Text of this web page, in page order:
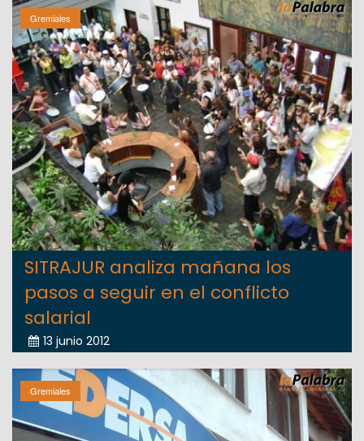
Gremiales
SITRAJUR analiza mañana los
pasos a seguir en el conflicto
salarial
13 junio 2012
Gremiales